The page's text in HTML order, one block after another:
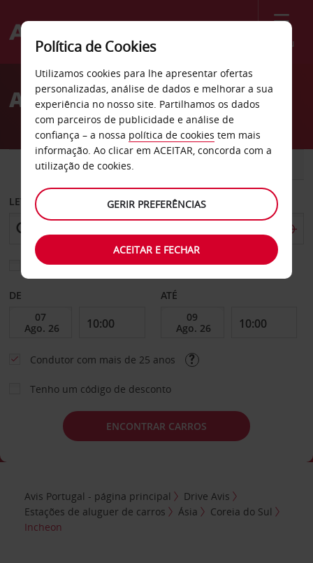
Menu
Welcome
AvisAluguer de carros Incheon
CARRO
LEVANTAR EM
Escolher uma estação de devolução diferente
DE ATÉ
Condutor com mais de 25 anos
Tenho um código de desconto
ENCONTRAR CARROS
Avis Portugal - página principal
Drive Avis
Estações de aluguer de carros
Ásia
Coreia do Sul
Incheon
Política de Cookies
Utilizamos cookies para lhe apresentar ofertas
personalizadas, análise de dados e melhorar a sua
experiência no nosso site. Partilhamos os dados
com parceiros de publicidade e análise de
confiança – a nossa política de cookies tem mais
informação. Ao clicar em ACEITAR, concorda com a
utilização de cookies.
GERIR PREFERÊNCIAS
ACEITAR E FECHAR